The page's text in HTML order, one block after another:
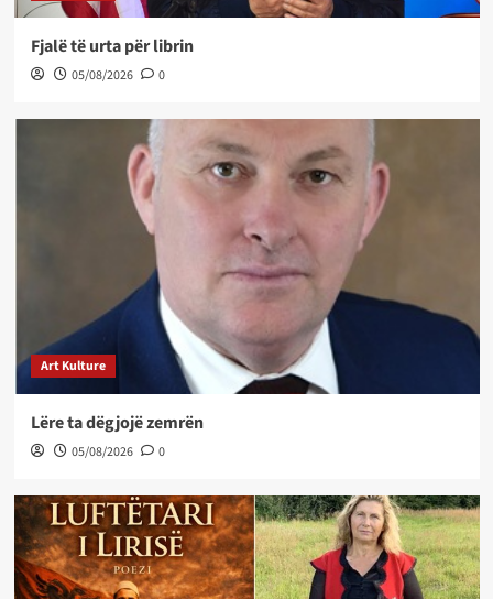
Fjalë të urta për librin
05/08/2026 0
Art Kulture
Lëre ta dëgjojë zemrën
05/08/2026 0